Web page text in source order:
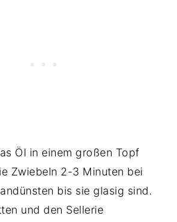
Öl in einem großen Topf
Zwiebeln 2-3 Minuten bei
bis sie glasig sind.
und den Sellerie